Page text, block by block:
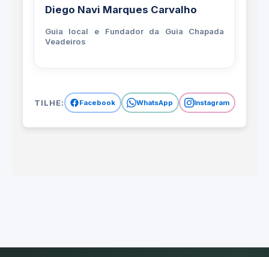
Diego Navi Marques Carvalho
Guia local e Fundador da Guia Chapada
Veadeiros
Facebook WhatsApp Instagram